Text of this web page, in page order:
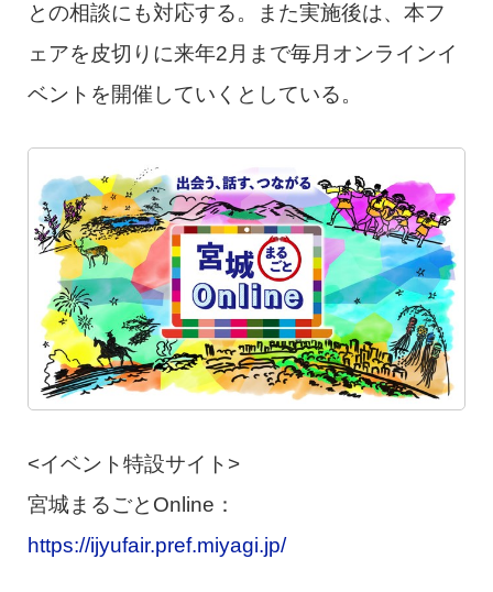
との相談にも対応する。また実施後は、本フ
ェアを皮切りに来年2月まで毎月オンラインイ
ベントを開催していくとしている。
<イベント特設サイト>
宮城まるごとOnline：
https://ijyufair.pref.miyagi.jp/